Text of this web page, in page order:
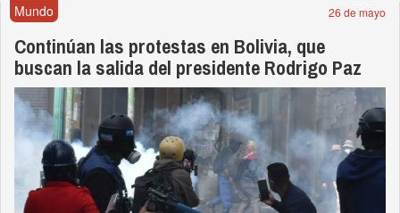
Mundo 26 de mayo
Continúan las protestas en Bolivia, que
buscan la salida del presidente Rodrigo Paz